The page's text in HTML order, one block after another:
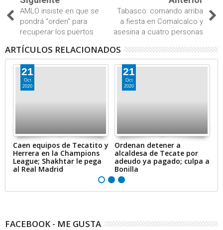
AMLO insiste en que se
pondrá “orden” para
recuperar los puertos
Tabasco: comando arriba
a fiesta en Comalcalco y
asesina a cuatro personas
ARTÍCULOS RELACIONADOS
21
Oct
2020
Caen equipos de Tecatito y
Herrera en la Champions
League; Shakhtar le pega
al Real Madrid
21
Oct
2020
Ordenan detener a
alcaldesa de Tecate por
adeudo ya pagado; culpa a
Bonilla
FACEBOOK - ME GUSTA